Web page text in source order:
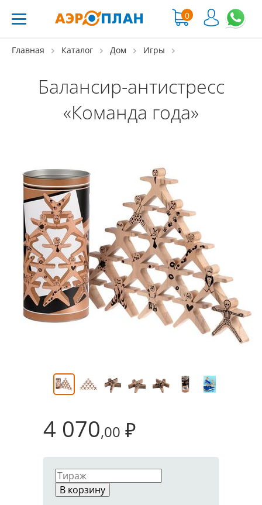
0
Главная Каталог Дом Игры
Балансир-антистресс
«Команда года»
4 070,00 ₽
В корзину